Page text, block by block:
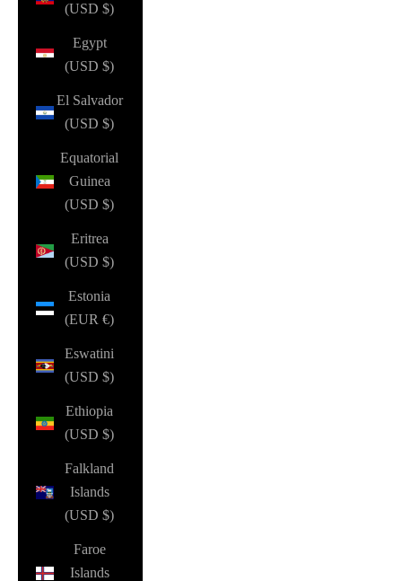
(USD $)
Egypt
(USD $)
El Salvador
(USD $)
Equatorial
Guinea
(USD $)
Eritrea
(USD $)
Estonia
(EUR €)
Eswatini
(USD $)
Ethiopia
(USD $)
Falkland
Islands
(USD $)
Faroe
Islands